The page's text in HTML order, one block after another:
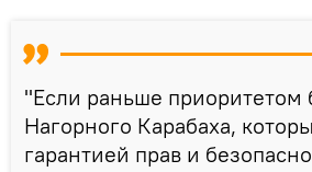
"Если раньше приоритетом
Нагорного Карабаха,
гарантией прав и